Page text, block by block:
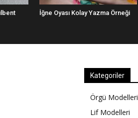
İğne Oyası Kolay Yazma Örneği
Kategoriler
Örgü Modelleri
Lif Modelleri